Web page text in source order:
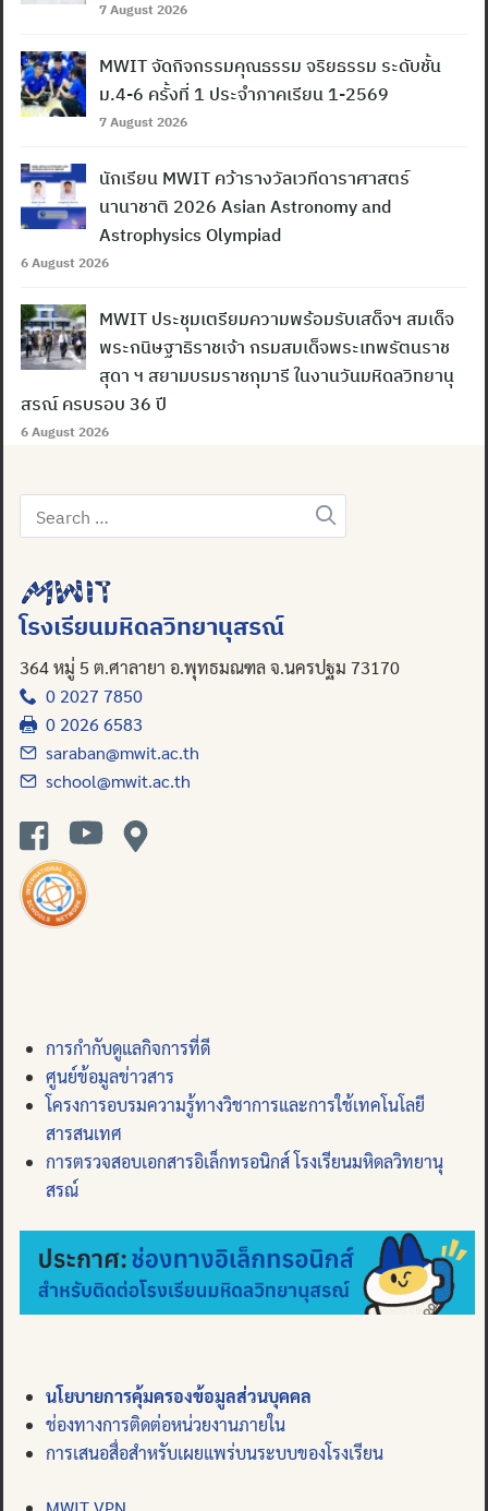
7 August 2026
MWIT จัดกิจกรรมคุณธรรม จริยธรรม ระดับชั้น
ม.4-6 ครั้งที่ 1 ประจำภาคเรียน 1-2569
7 August 2026
นักเรียน MWIT คว้ารางวัลเวทีดาราศาสตร์
นานาชาติ 2026 Asian Astronomy and
Astrophysics Olympiad
6 August 2026
MWIT ประชุมเตรียมความพร้อมรับเสด็จฯ สมเด็จ
พระกนิษฐาธิราชเจ้า กรมสมเด็จพระเทพรัตนราช
สุดา ฯ สยามบรมราชกุมารี ในงานวันมหิดลวิทยานุ
สรณ์ ครบรอบ 36 ปี
6 August 2026
Search
for:
โรงเรียนมหิดลวิทยานุสรณ์
364 หมู่ 5 ต.ศาลายา อ.พุทธมณฑล จ.นครปฐม 73170
0 2027 7850
0 2026 6583
saraban@mwit.ac.th
school@mwit.ac.th
การกำกับดูแลกิจการที่ดี
ศูนย์ข้อมูลข่าวสาร
โครงการอบรมความรู้ทางวิชาการและการใช้เทคโนโลยี
สารสนเทศ
การตรวจสอบเอกสารอิเล็กทรอนิกส์ โรงเรียนมหิดลวิทยานุ
สรณ์
นโยบายการคุ้มครองข้อมูลส่วนบุคคล
ช่องทางการติดต่อหน่วยงานภายใน
การเสนอสื่อสำหรับเผยแพร่บนระบบของโรงเรียน